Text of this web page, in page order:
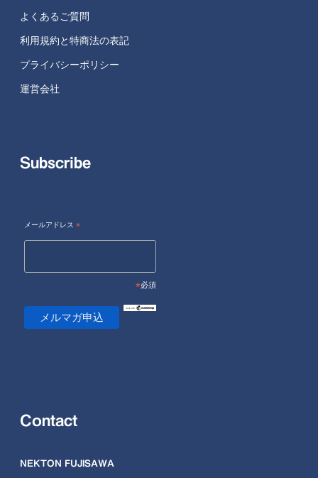
よくあるご質問
利用規約と特商法の表記
プライバシーポリシー
運営会社
Subscribe
メールアドレス *
*必須
Contact
NEKTON FUJISAWA